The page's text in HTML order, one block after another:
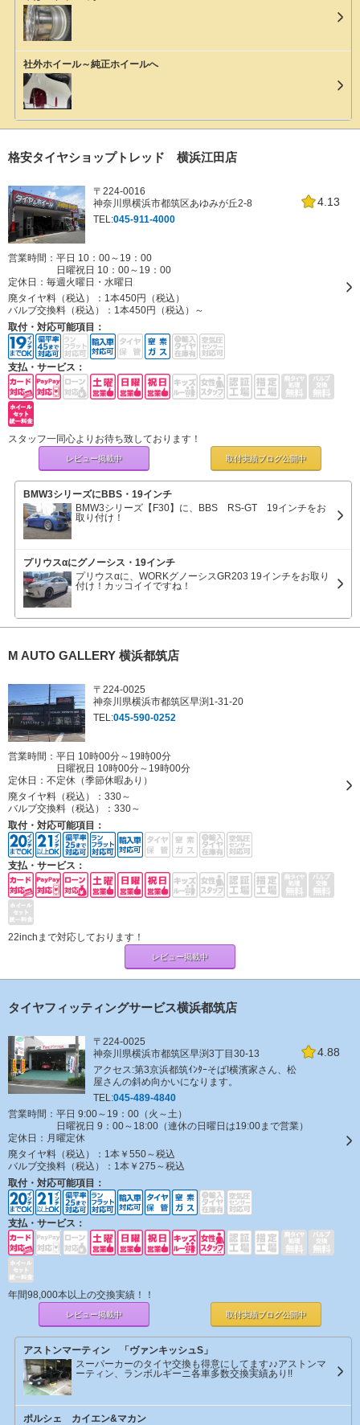
社外ホイール～純正ホイールへ
格安タイヤショップトレッド 横浜江田店
4.13
〒224-0016
神奈川県横浜市都筑区あゆみが丘2-8
TEL:045-911-4000
営業時間：平日 10：00～19：00
日曜祝日 10：00～19：00
定休日： 毎週火曜日・水曜日
廃タイヤ料（税込）： 1本450円（税込）
バルブ交換料（税込）： 1本450円（税込）～
取付・対応可能項目：
支払・サービス：
スタッフ一同心よりお待ち致しております！
レビュー掲載中 取付実績ブログ公開中
BMW3シリーズにBBS・19インチ
BMW3シリーズ【F30】に、BBS RS-GT 19インチをお
取り付け！
プリウスαにグノーシス・19インチ
プリウスαに、WORKグノーシスGR203 19インチをお取り
付け！カッコイイですね！
M AUTO GALLERY 横浜都筑店
〒224-0025
神奈川県横浜市都筑区早渕1-31-20
TEL:045-590-0252
営業時間：平日 10時00分～19時00分
日曜祝日 10時00分～19時00分
定休日： 不定休（季節休暇あり）
廃タイヤ料（税込）： 330～
バルブ交換料（税込）： 330～
取付・対応可能項目：
支払・サービス：
22inchまで対応しております！
レビュー掲載中
タイヤフィッティングサービス横浜都筑店
4.88
〒224-0025
神奈川県横浜市都筑区早渕3丁目30-13
アクセス:第3京浜都筑ｲﾝﾀｰそば!横濱家さん、松
屋さんの斜め向かいになります。
TEL:045-489-4840
営業時間：平日 9:00～19：00（火～土）
日曜祝日 9：00～18:00（連休の日曜日は19:00まで営業）
定休日： 月曜定休
廃タイヤ料（税込）： 1本￥550～税込
バルブ交換料（税込）： 1本￥275～税込
取付・対応可能項目：
支払・サービス：
年間98,000本以上の交換実績！！
レビュー掲載中 取付実績ブログ公開中
アストンマーティン 「ヴァンキッシュS」
スーパーカーのタイヤ交換も得意にしてます♪♪アストンマ
ーティン、ランボルギーニ各車多数交換実績あり!!
ポルシェ カイエン&マカン